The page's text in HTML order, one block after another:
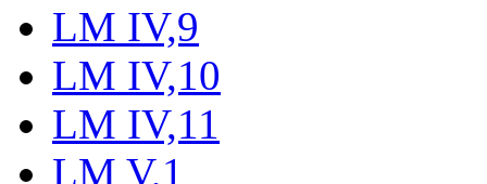
LM IV,9
LM IV,10
LM IV,11
LM V,1